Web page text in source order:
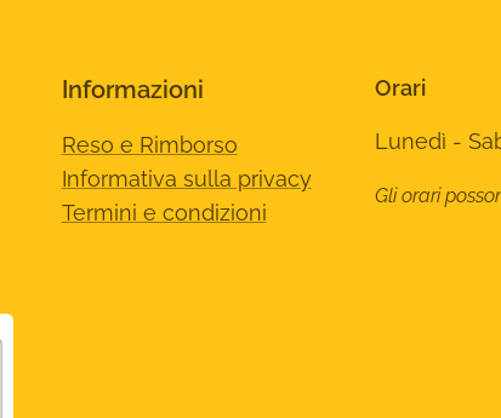
Informazioni
Reso e Rimborso
Informativa sulla privacy
Termini e condizioni
Orari
Lunedì -
Gli orari